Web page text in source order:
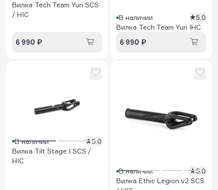
Вилка Tech Team Yuri SCS
/ HIC
6 990 ₽
В наличии
5.0
Вилка Tech Team Yuri IHC
6 990 ₽
В наличии
5.0
Вилка Tilt Stage I SCS /
HIC
В наличии
5.0
Вилка Ethic Legion v2 SCS